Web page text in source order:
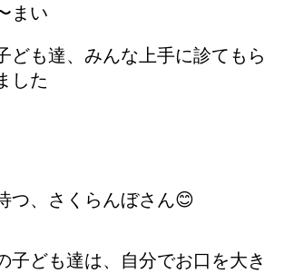
まい
ども達、みんな上手に診てもら
した
つ、さくらんぼさん😊
子ども達は、自分でお口を大き